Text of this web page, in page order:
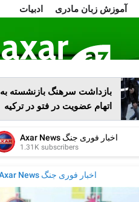
آموزش زبان مادری
ادبیات
بازداشت سرهنگ بازنشسته به
اتهام عضویت در فتو در ترکیه